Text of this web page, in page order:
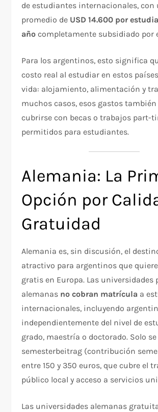
de estudiantes internacionales, con
promedio de USD 14.600 por
año completamente subsidiado por
Para los argentinos, esto significa
costo real al estudiar en estos
vida: alojamiento, alimentación y
muchos casos, esos gastos también
cubrirse con becas o trabajos part-
permitidos para estudiantes.
Alemania: La
Opción por
Gratuidad
Alemania es, sin discusión, el
atractivo para argentinos que
gratis en Europa. Las universidades
alemanas no cobran matrícula a
internacionales, incluyendo
independientemente del nivel de
grado, maestría o doctorado. Solo
semesterbeitrag (contribución
entre 150 y 350 euros, que cubre el
público local y acceso a servicios
Las universidades alemanas